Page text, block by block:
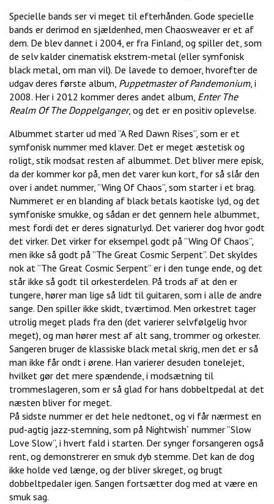
Specielle bands ser vi meget til efterhånden. Gode specielle
bands er derimod en sjældenhed, men Chaosweaver er et af
dem. De blev dannet i 2004, er fra Finland, og spiller det, som
de selv kalder cinematisk ekstrem-metal (eller symfonisk
black metal, om man vil). De lavede to demoer, hvorefter de
udgav deres første album, Puppetmaster of Pandemonium, i
2008. Her i 2012 kommer deres andet album, Enter The
Realm Of The Doppelganger, og det er en positiv oplevelse.
Albummet starter ud med ”A Red Dawn Rises”, som er et
symfonisk nummer med klaver. Det er meget æstetisk og
roligt, stik modsat resten af albummet. Det bliver mere episk,
da der kommer kor på, men det varer kun kort, for så slår den
over i andet nummer, ”Wing Of Chaos”, som starter i et brag.
Nummeret er en blanding af black betals kaotiske lyd, og det
symfoniske smukke, og sådan er det gennem hele albummet,
mest fordi det er deres signaturlyd. Det varierer dog hvor godt
det virker. Det virker for eksempel godt på ”Wing Of Chaos”,
men ikke så godt på ”The Great Cosmic Serpent”. Det skyldes
nok at ”The Great Cosmic Serpent” er i den tunge ende, og det
står ikke så godt til orkesterdelen. På trods af at den er
tungere, hører man lige så lidt til guitaren, som i alle de andre
sange. Den spiller ikke skidt, tværtimod. Men orkestret tager
utrolig meget plads fra den (det varierer selvfølgelig hvor
meget), og man hører mest af alt sang, trommer og orkester.
Sangeren bruger de klassiske black metal skrig, men det er så
man ikke får ondt i ørene. Han varierer desuden tonelejet,
hvilket gør det mere spændende, i modsætning til
trommeslageren, som er så glad for hans dobbeltpedal at det
næsten bliver for meget.
På sidste nummer er det hele nedtonet, og vi får nærmest en
pud-agtig jazz-stemning, som på Nightwish´ nummer ”Slow
Love Slow”, i hvert fald i starten. Der synger forsangeren også
rent, og demonstrerer en smuk dyb stemme. Det kan de dog
ikke holde ved længe, og der bliver skreget, og brugt
dobbeltpedaler igen. Sangen fortsætter dog med at være en
smuk sag.